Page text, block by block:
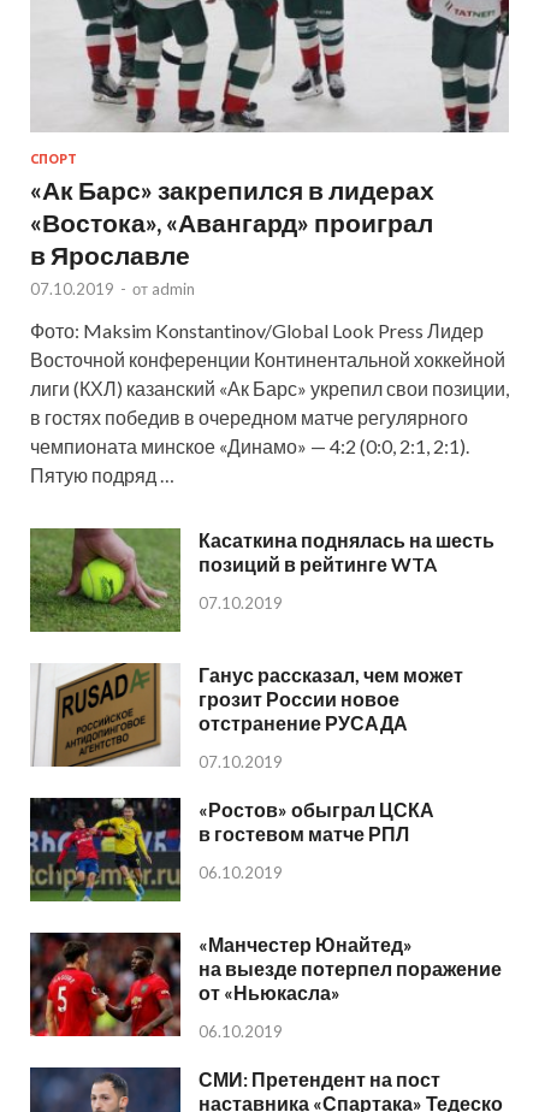
СПОРТ
«Ак Барс» закрепился в лидерах
«Востока», «Авангард» проиграл
в Ярославле
07.10.2019 - от admin
Фото: Maksim Konstantinov/Global Look Press Лидер
Восточной конференции Континентальной хоккейной
лиги (КХЛ) казанский «Ак Барс» укрепил свои позиции,
в гостях победив в очередном матче регулярного
чемпионата минское «Динамо» — 4:2 (0:0, 2:1, 2:1).
Пятую подряд …
Касаткина поднялась на шесть
позиций в рейтинге WTA
07.10.2019
Ганус рассказал, чем может
грозит России новое
отстранение РУСАДА
07.10.2019
«Ростов» обыграл ЦСКА
в гостевом матче РПЛ
06.10.2019
«Манчестер Юнайтед»
на выезде потерпел поражение
от «Ньюкасла»
06.10.2019
СМИ: Претендент на пост
наставника «Спартака» Тедеско